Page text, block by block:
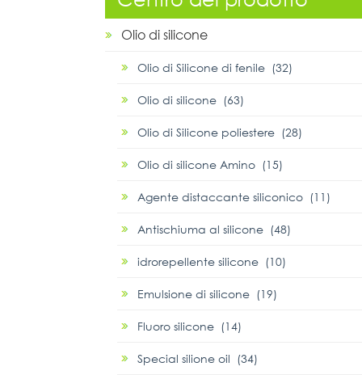
Olio di silicone
Olio di Silicone di fenile (32)
Olio di silicone (63)
Olio di Silicone poliestere (28)
Olio di silicone Amino (15)
Agente distaccante siliconico (11)
Antischiuma al silicone (48)
idrorepellente silicone (10)
Emulsione di silicone (19)
Fluoro silicone (14)
Special silione oil (34)